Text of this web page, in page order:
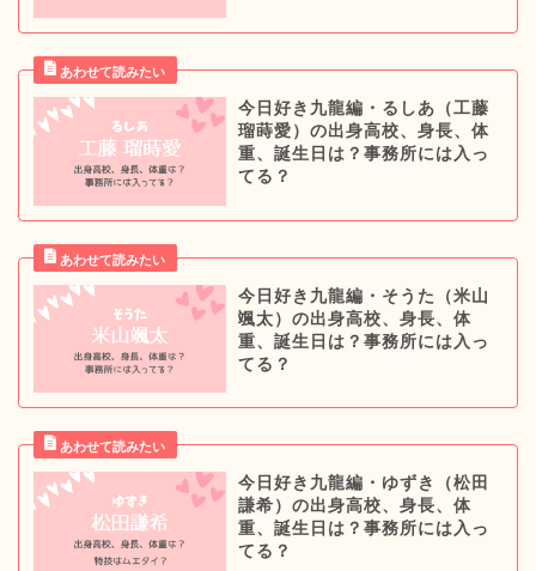
今日好き九龍編・るしあ（工藤
瑠蒔愛）の出身高校、身長、体
重、誕生日は？事務所には入っ
てる？
今日好き九龍編・そうた（米山
颯太）の出身高校、身長、体
重、誕生日は？事務所には入っ
てる？
今日好き九龍編・ゆずき（松田
謙希）の出身高校、身長、体
重、誕生日は？事務所には入っ
てる？